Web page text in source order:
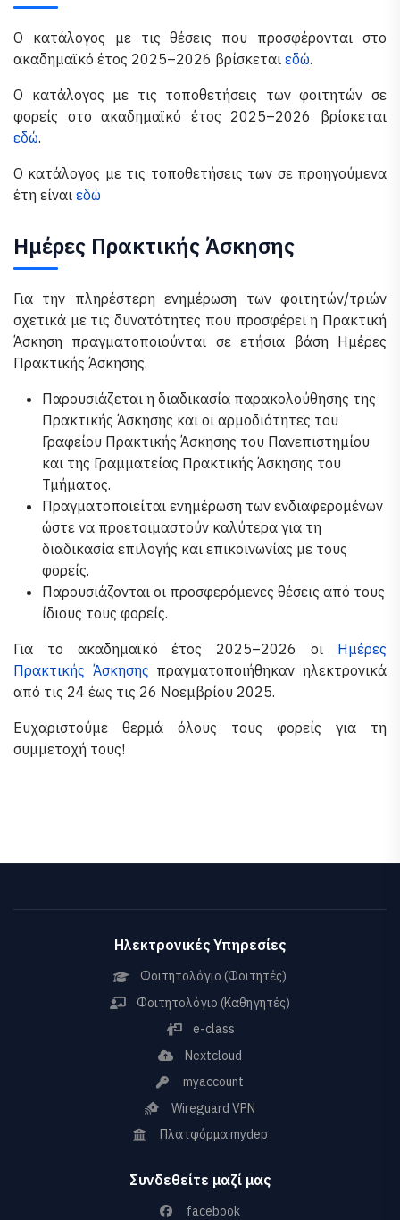
Ο κατάλογος με τις θέσεις που προσφέρονται στο
ακαδημαϊκό έτος 2025–2026 βρίσκεται εδώ.
Ο κατάλογος με τις τοποθετήσεις των φοιτητών σε
φορείς στο ακαδημαϊκό έτος 2025–2026 βρίσκεται
εδώ.
Ο κατάλογος με τις τοποθετήσεις των σε προηγούμενα
έτη είναι εδώ
Ημέρες Πρακτικής Άσκησης
Για την πληρέστερη ενημέρωση των φοιτητών/τριών
σχετικά με τις δυνατότητες που προσφέρει η Πρακτική
Άσκηση πραγματοποιούνται σε ετήσια βάση Ημέρες
Πρακτικής Άσκησης.
Παρουσιάζεται η διαδικασία παρακολούθησης της
Πρακτικής Άσκησης και οι αρμοδιότητες του
Γραφείου Πρακτικής Άσκησης του Πανεπιστημίου
και της Γραμματείας Πρακτικής Άσκησης του
Τμήματος.
Πραγματοποιείται ενημέρωση των ενδιαφερομένων
ώστε να προετοιμαστούν καλύτερα για τη
διαδικασία επιλογής και επικοινωνίας με τους
φορείς.
Παρουσιάζονται οι προσφερόμενες θέσεις από τους
ίδιους τους φορείς.
Για το ακαδημαϊκό έτος 2025–2026 οι Ημέρες
Πρακτικής Άσκησης πραγματοποιήθηκαν ηλεκτρονικά
από τις 24 έως τις 26 Νοεμβρίου 2025.
Ευχαριστούμε θερμά όλους τους φορείς για τη
συμμετοχή τους!
Ηλεκτρονικές Υπηρεσίες
Φοιτητολόγιο (Φοιτητές)
Φοιτητολόγιο (Καθηγητές)
e-class
Nextcloud
myaccount
Wireguard VPN
Πλατφόρμα mydep
Συνδεθείτε μαζί μας
facebook